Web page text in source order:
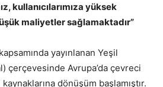
kullanıcılarımıza yüksek
maliyetler sağlamaktadır”
yayınlanan Yeşil
çerçevesinde Avrupa’da çevreci
dönüşüm başlamıştır.